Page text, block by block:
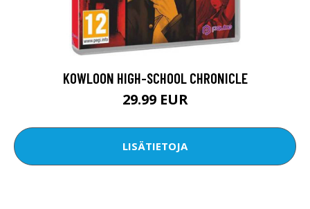
KOWLOON HIGH-SCHOOL CHRONICLE
29.99 EUR
LISÄTIETOJA